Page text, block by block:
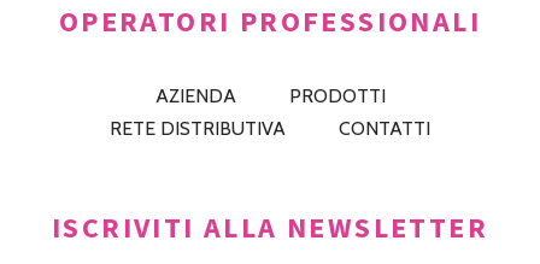
OPERATORI PROFESSIONALI
AZIENDA
PRODOTTI
RETE DISTRIBUTIVA
CONTATTI
ISCRIVITI ALLA NEWSLETTER